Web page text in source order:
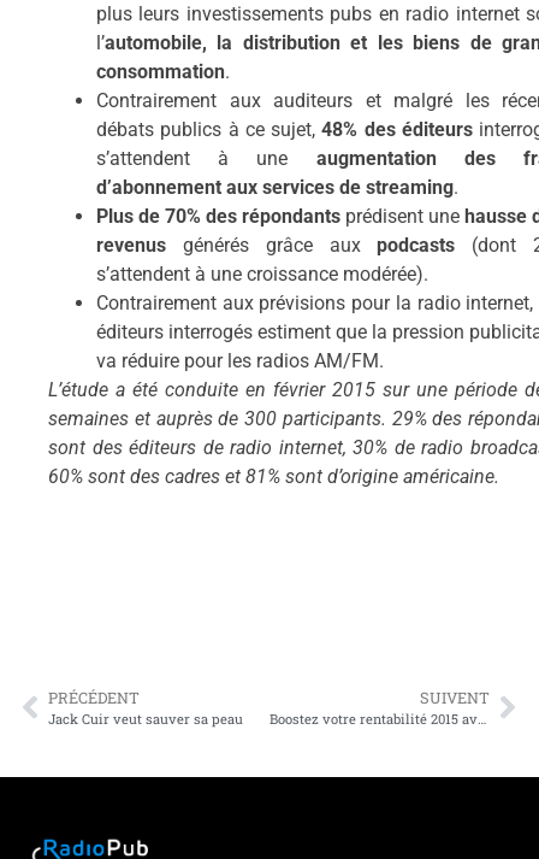
plus leurs investissements pubs en radio internet
l’automobile, la distribution et les biens de
consommation.
Contrairement aux auditeurs et malgré les
débats publics à ce sujet,48% des éditeurs
s’attendent à une augmentation des
d’abonnement aux services de streaming.
Plus de 70% des répondants prédisent une hausse
revenus générés grâce auxpodcasts (dont
s’attendent à une croissance modérée).
Contrairement aux prévisions pour la radio internet,
éditeurs interrogés estiment que la pression
va réduire pour les radios AM/FM.
L’étude a été conduite en février 2015 sur une période
semaines et auprès de 300 participants. 29% des
sont des éditeurs de radio internet, 30% de radio
60% sont des cadres et 81% sont d’origine américaine.
PRÉCÉDENT
Jack Cuir veut sauver sa peau
SUIVENT
Boostez votre rentabilité 2015 avec un Audit Commercial Expert